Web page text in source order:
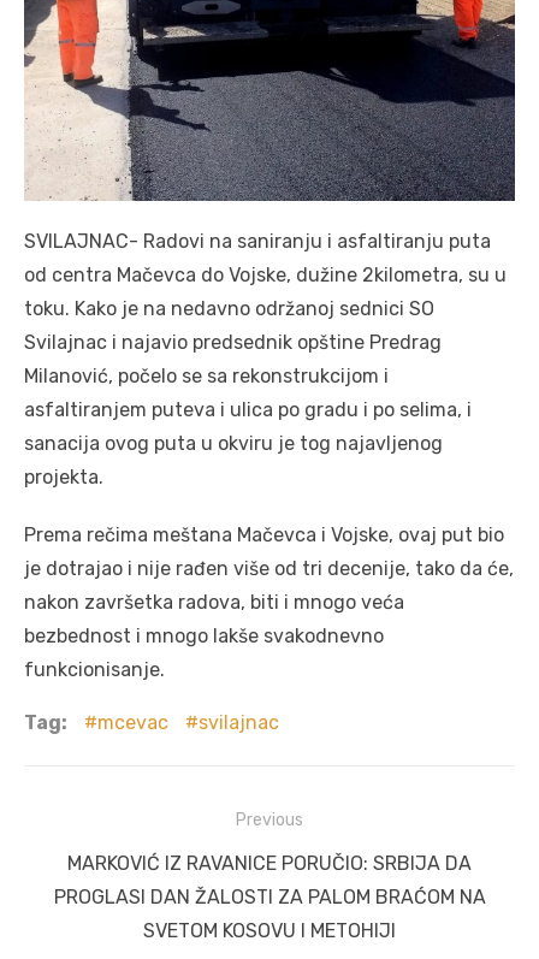
SVILAJNAC- Radovi na saniranju i asfaltiranju puta
od centra Mačevca do Vojske, dužine 2kilometra, su u
toku. Kako je na nedavno održanoj sednici SO
Svilajnac i najavio predsednik opštine Predrag
Milanović, počelo se sa rekonstrukcijom i
asfaltiranjem puteva i ulica po gradu i po selima, i
sanacija ovog puta u okviru je tog najavljenog
projekta.
Prema rečima meštana Mačevca i Vojske, ovaj put bio
je dotrajao i nije rađen više od tri decenije, tako da će,
nakon završetka radova, biti i mnogo veća
bezbednost i mnogo lakše svakodnevno
funkcionisanje.
Tag: mcevac svilajnac
navigation
Previous
Previous
post:
MARKOVIĆ IZ RAVANICE PORUČIO: SRBIJA DA
PROGLASI DAN ŽALOSTI ZA PALOM BRAĆOM NA
SVETOM KOSOVU I METOHIJI